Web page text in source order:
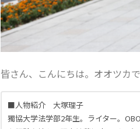
皆さん、こんにちは。オオツカで
■人物紹介 大塚理子
獨協大学法学部2年生。ライター。